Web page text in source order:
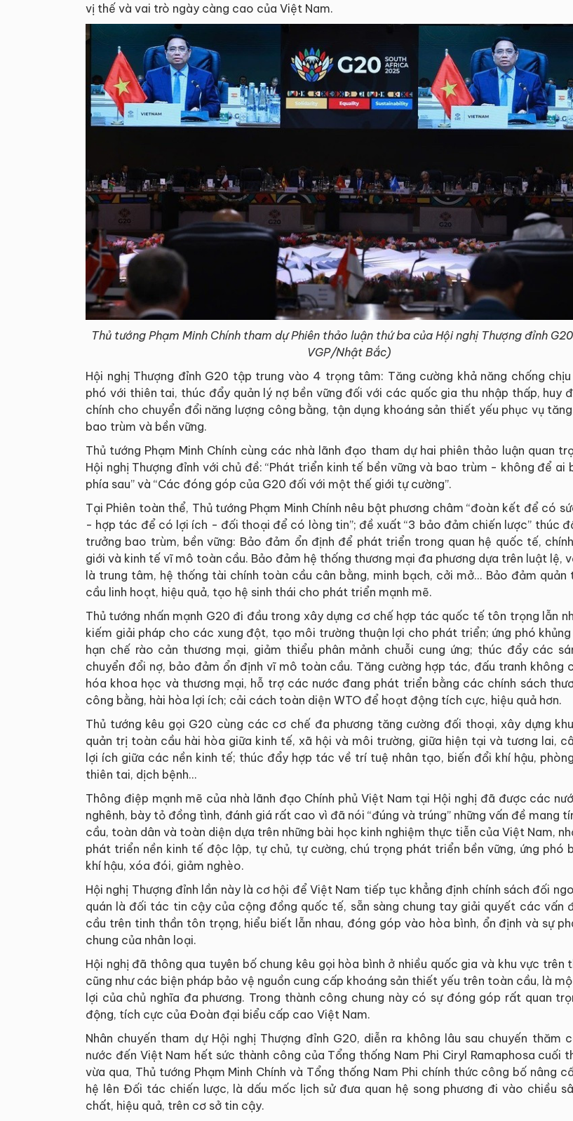
vị thế và vai trò ngày càng cao của Việt Nam.
Thủ tướng Phạm Minh Chính tham dự Phiên thảo luận thứ ba của Hội nghị Thượng đỉnh
VGP/Nhật Bắc)
Hội nghị Thượng đỉnh G20 tập trung vào 4 trọng tâm: Tăng cường khả năng chống chịu
phó với thiên tai, thúc đẩy quản lý nợ bền vững đối với các quốc gia thu nhập thấp, huy
chính cho chuyển đổi năng lượng công bằng, tận dụng khoáng sản thiết yếu phục vụ
bao trùm và bền vững.
Thủ tướng Phạm Minh Chính cùng các nhà lãnh đạo tham dự hai phiên thảo luận quan
Hội nghị Thượng đỉnh với chủ đề: “Phát triển kinh tế bền vững và bao trùm - không để ai
phía sau” và “Các đóng góp của G20 đối với một thế giới tự cường”.
Tại Phiên toàn thể, Thủ tướng Phạm Minh Chính nêu bật phương châm “đoàn kết để có
- hợp tác để có lợi ích - đối thoại để có lòng tin”; đề xuất “3 bảo đảm chiến lược” thúc
trưởng bao trùm, bền vững: Bảo đảm ổn định để phát triển trong quan hệ quốc tế,
giới và kinh tế vĩ mô toàn cầu. Bảo đảm hệ thống thương mại đa phương dựa trên luật lệ,
là trung tâm, hệ thống tài chính toàn cầu cân bằng, minh bạch, cởi mở... Bảo đảm quản
cầu linh hoạt, hiệu quả, tạo hệ sinh thái cho phát triển mạnh mẽ.
Thủ tướng nhấn mạnh G20 đi đầu trong xây dựng cơ chế hợp tác quốc tế tôn trọng lẫn
kiếm giải pháp cho các xung đột, tạo môi trường thuận lợi cho phát triển; ứng phó khủng
hạn chế rào cản thương mại, giảm thiểu phân mảnh chuỗi cung ứng; thúc đẩy các
chuyển đổi nợ, bảo đảm ổn định vĩ mô toàn cầu. Tăng cường hợp tác, đấu tranh không
hóa khoa học và thương mại, hỗ trợ các nước đang phát triển bằng các chính sách
công bằng, hài hòa lợi ích; cải cách toàn diện WTO để hoạt động tích cực, hiệu quả hơn.
Thủ tướng kêu gọi G20 cùng các cơ chế đa phương tăng cường đối thoại, xây dựng
quản trị toàn cầu hài hòa giữa kinh tế, xã hội và môi trường, giữa hiện tại và tương lai,
lợi ích giữa các nền kinh tế; thúc đẩy hợp tác về trí tuệ nhân tạo, biến đổi khí hậu,
thiên tai, dịch bệnh…
Thông điệp mạnh mẽ của nhà lãnh đạo Chính phủ Việt Nam tại Hội nghị đã được các
nghênh, bày tỏ đồng tình, đánh giá rất cao vì đã nói “đúng và trúng” những vấn đề mang
cầu, toàn dân và toàn diện dựa trên những bài học kinh nghiệm thực tiễn của Việt Nam,
phát triển nền kinh tế độc lập, tự chủ, tự cường, chú trọng phát triển bền vững, ứng phó
khí hậu, xóa đói, giảm nghèo.
Hội nghị Thượng đỉnh lần này là cơ hội để Việt Nam tiếp tục khẳng định chính sách đối
quán là đối tác tin cậy của cộng đồng quốc tế, sẵn sàng chung tay giải quyết các vấn
cầu trên tinh thần tôn trọng, hiểu biết lẫn nhau, đóng góp vào hòa bình, ổn định và sự
chung của nhân loại.
Hội nghị đã thông qua tuyên bố chung kêu gọi hòa bình ở nhiều quốc gia và khu vực trên
cũng như các biện pháp bảo vệ nguồn cung cấp khoáng sản thiết yếu trên toàn cầu, là
lợi của chủ nghĩa đa phương. Trong thành công chung này có sự đóng góp rất quan
động, tích cực của Đoàn đại biểu cấp cao Việt Nam.
Nhân chuyến tham dự Hội nghị Thượng đỉnh G20, diễn ra không lâu sau chuyến thăm
nước đến Việt Nam hết sức thành công của Tổng thống Nam Phi Ciryl Ramaphosa cuối
vừa qua, Thủ tướng Phạm Minh Chính và Tổng thống Nam Phi chính thức công bố nâng
hệ lên Đối tác chiến lược, là dấu mốc lịch sử đưa quan hệ song phương đi vào chiều
chất, hiệu quả, trên cơ sở tin cậy.